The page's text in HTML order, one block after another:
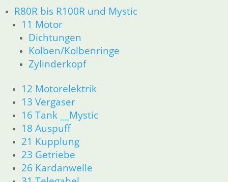
R80R bis R100R und Mystic
11 Motor
Dichtungen
Kolben/Kolbenringe
Zylinderkopf
12 Motorelektrik
13 Vergaser
16 Tank __Mystic
18 Auspuff
21 Kupplung
23 Getriebe
26 Kardanwelle
13 Vergaser
16 Tank
18 Auspuff
21 Kupplung
23 Getriebe
26 Kardanwelle
32 Lenkung
33 Antrieb
34 Bremsen
36 Räder
46 Rahmen & Verkleidung
51 Spiegel & Schlösser
52 Sitzbank
61 Fahrzeugelektrik